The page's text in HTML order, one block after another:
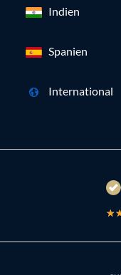
Indien
Spanien
International